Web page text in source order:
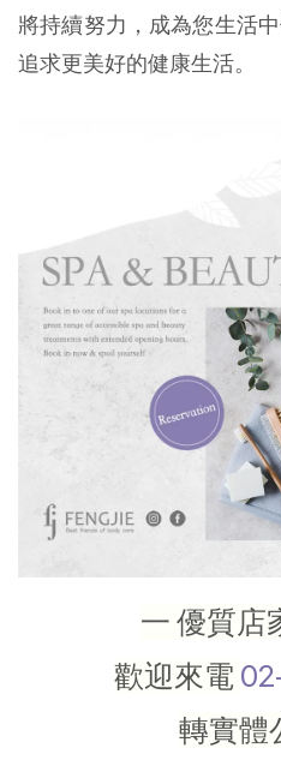
將持續努力，成為您生活
追求更美好的健康生活。
一 優質店
歡迎來電
轉實體